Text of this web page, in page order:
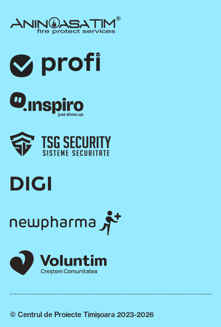
© Centrul de Proiecte Timișoara 2023-2026